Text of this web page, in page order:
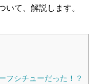
て、解説します。
フシチューだった！？